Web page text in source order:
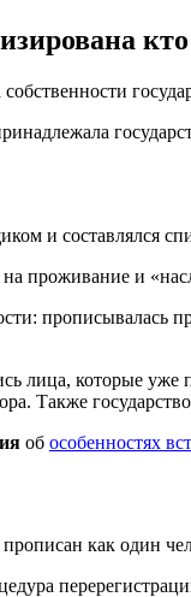
и составлялся
проживание и
прописывалась
лица, которые
Также
об особенностях
как один